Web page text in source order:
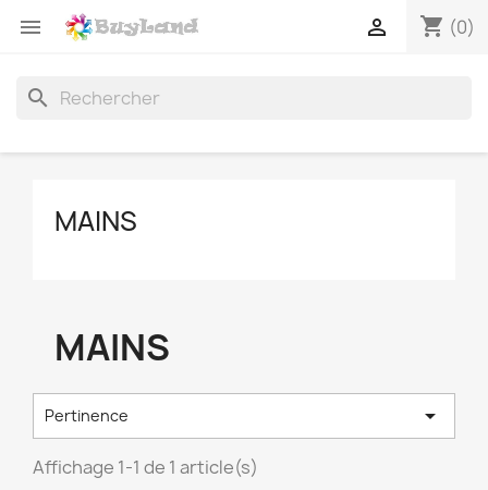
 shopping_cart (0)

search
MAINS
MAINS
Pertinence 
Affichage 1-1 de 1 article(s)